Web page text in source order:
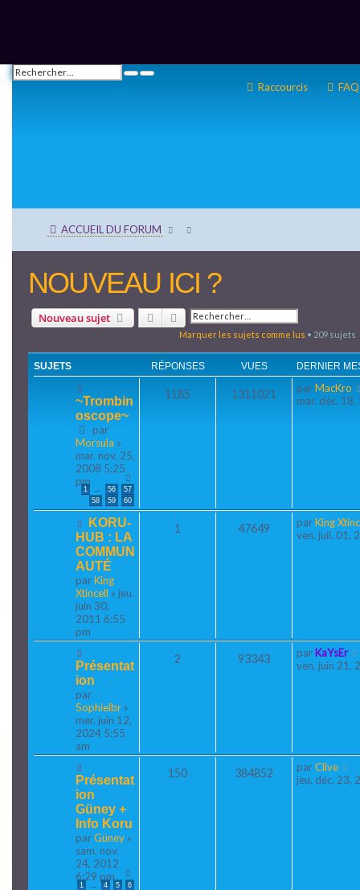
Raccourcis FAQ
ACCUEIL DU FORUM
NOUVEAU ICI ?
Nouveau sujet RechercherRecherche avancée
Marquer les sujets comme lus • 209 sujets
SUJETS RÉPONSES VUES DERNIER
~Trombin
oscope~
par
Morsula »
mar. nov. 25,
2008 5:25
pm
1 … 56
57
58
59 60
1185 1311021 parMacKro
mar. déc.
KORU-
HUB : LA
COMMUN
AUTÉ
parKing
Xtincell » jeu.
juin 30,
2011 6:55
pm
1 47649 parKing
ven. juil. 01,
Présentat
ion
par
Sophielbr »
mer. juin 12,
2024 5:55
am
2 93343 par KaYsEr
ven. juin 21,
Présentat
ion
Güney +
Info Koru
parGüney »
sam. nov.
24, 2012
6:29 pm
1 4 5
6
150 384852 parClive
jeu. déc. 23,